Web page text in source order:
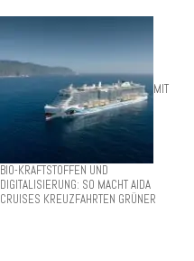
MIT
BIO-KRAFTSTOFFEN UND
DIGITALISIERUNG: SO MACHT AIDA
CRUISES KREUZFAHRTEN GRÜNER